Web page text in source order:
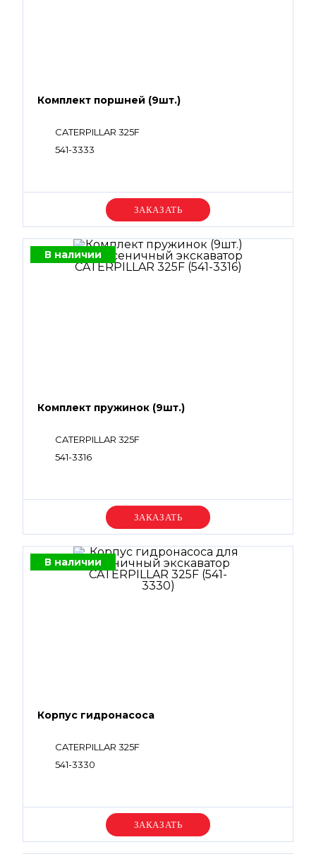
Комплект поршней (9шт.)
CATERPILLAR 325F
541-3333
Уточняйте цену
В наличии
Комплект пружинок (9шт.)
CATERPILLAR 325F
541-3316
Уточняйте цену
В наличии
Корпус гидронасоса
CATERPILLAR 325F
541-3330
Уточняйте цену